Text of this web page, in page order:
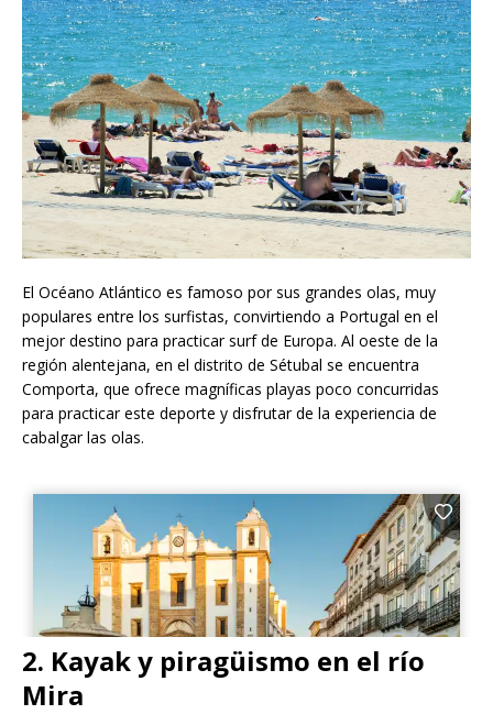
El Océano Atlántico es famoso por sus grandes olas, muy
populares entre los surfistas, convirtiendo a Portugal en el
mejor destino para practicar surf de Europa. Al oeste de la
región alentejana, en el distrito de Sétubal se encuentra
Comporta, que ofrece magníficas playas poco concurridas
para practicar este deporte y disfrutar de la experiencia de
cabalgar las olas.
2. Kayak y piragüismo en el río
Mira